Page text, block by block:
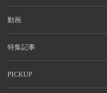
動画
特集記事
PICKUP